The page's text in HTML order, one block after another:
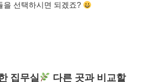
을 선택하시면 되겠죠?
집무실
다른 곳과 비교할